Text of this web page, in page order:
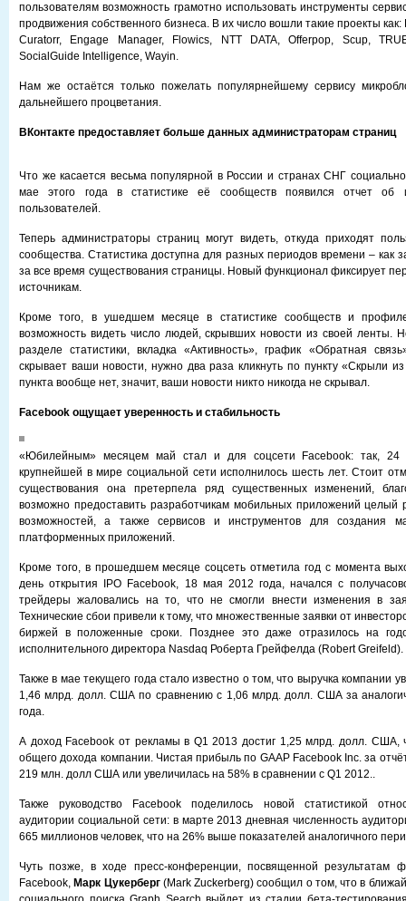
пользователям возможность грамотно использовать инструменты
продвижения собственного бизнеса. В их число вошли такие проекты
Curatorr, Engage Manager, Flowics, NTT DATA, Offerpop, Scup,
SocialGuide Intelligence, Wayin.
Нам же остаётся только пожелать популярнейшему сервису
дальнейшего процветания.
ВКонтакте предоставляет больше данных администраторам страниц
Что же касается весьма популярной в России и странах СНГ
мае этого года в статистике её сообществ появился отчет об
пользователей.
Теперь администраторы страниц могут видеть, откуда приходят
сообщества. Статистика доступна для разных периодов времени – как
за все время существования страницы. Новый функционал фиксирует
источникам.
Кроме того, в ушедшем месяце в статистике сообществ и
возможность видеть число людей, скрывших новости из своей ленты.
разделе статистики, вкладка «Активность», график «Обратная
скрывает ваши новости, нужно два раза кликнуть по пункту «Скрыли
пункта вообще нет, значит, ваши новости никто никогда не скрывал.
Facebook ощущает уверенность и стабильность
«Юбилейным» месяцем май стал и для соцсети Facebook: так,
крупнейшей в мире социальной сети исполнилось шесть лет. Стоит
существования она претерпела ряд существенных изменений,
возможно предоставить разработчикам мобильных приложений целый
возможностей, а также сервисов и инструментов для создания
платформенных приложений.
Кроме того, в прошедшем месяце соцсеть отметила год с момента
день открытия IPO Facebook, 18 мая 2012 года, начался с
трейдеры жаловались на то, что не смогли внести изменения в
Технические сбои привели к тому, что множественные заявки от
биржей в положенные сроки. Позднее это даже отразилось на
исполнительного директора Nasdaq Роберта Грейфелда (Robert Greifeld).
Также в мае текущего года стало известно о том, что выручка компании
1,46 млрд. долл. США по сравнению с 1,06 млрд. долл. США за
года.
А доход Facebook от рекламы в Q1 2013 достиг 1,25 млрд. долл. США,
общего дохода компании. Чистая прибыль по GAAP Facebook Inc. за
219 млн. долл США или увеличилась на 58% в сравнении с Q1 2012..
Также руководство Facebook поделилось новой статистикой
аудитории социальной сети: в марте 2013 дневная численность
665 миллионов человек, что на 26% выше показателей аналогичного
Чуть позже, в ходе пресс-конференции, посвященной результатам
Facebook, Марк Цукерберг(Mark Zuckerberg) сообщил о том, что в